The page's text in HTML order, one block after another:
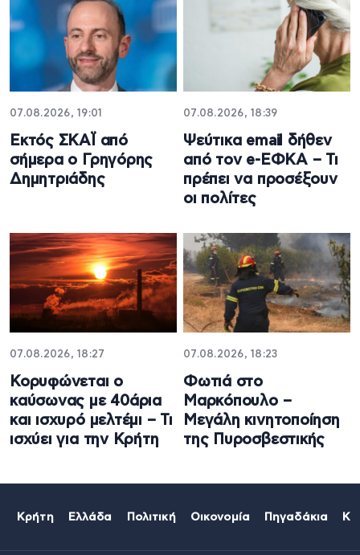
07.08.2026, 19:01
Εκτός ΣΚΑΪ από
σήμερα ο Γρηγόρης
Δημητριάδης
07.08.2026, 18:39
Ψεύτικα email δήθεν
από τον e-ΕΦΚΑ – Τι
πρέπει να προσέξουν
οι πολίτες
07.08.2026, 18:27
Κορυφώνεται ο
καύσωνας με 40άρια
και ισχυρό μελτέμι – Τι
ισχύει για την Κρήτη
07.08.2026, 18:23
Φωτιά στο
Μαρκόπουλο –
Μεγάλη κινητοποίηση
της Πυροσβεστικής
Κρήτη Ελλάδα Πολιτική Οικονομία Πηγαδάκια